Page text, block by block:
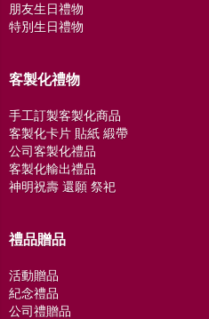
朋友生日禮物
特別生日禮物
客製化禮物
手工訂製客製化商品
客製化卡片 貼紙 緞帶
公司客製化禮品
客製化輸出禮品
神明祝壽 還願 祭祀
禮品贈品
活動贈品
紀念禮品
公司禮贈品